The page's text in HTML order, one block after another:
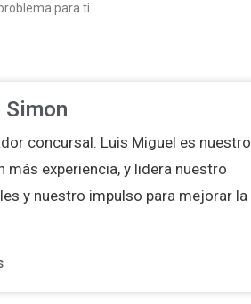
para ti.
concursal. Luis Miguel es nuestro
más experiencia, y lidera nuestro
y nuestro impulso para mejorar la